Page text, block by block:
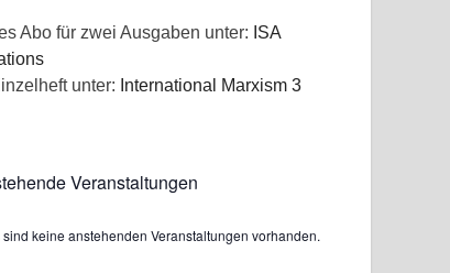
Abo für zwei Ausgaben unter: ISA
unter: International Marxism 3
Veranstaltungen
sind keine anstehenden Veranstaltungen vorhanden.